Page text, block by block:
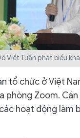
Viết Tuân phát biểu
tổ chức ở Việt
phòng Zoom.
hoạt động làm